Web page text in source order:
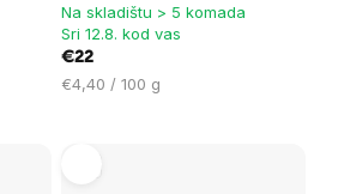
Na skladištu > 5 komada
Sri 12.8. kod vas
€22
Cijena
€4,40 / 100 g